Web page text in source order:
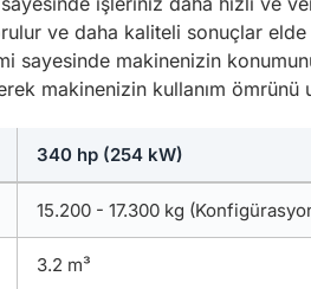
ve daha kaliteli sonuçlar
makinenizin
makinenizin kullanım ömrünü
340 hp (254 kW)
15.200 - 17.300 kg
3.2 m³